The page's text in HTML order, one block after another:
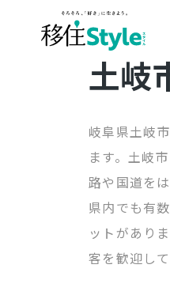
土岐
岐阜県土岐
ます。土岐
路や国道を
県内でも有
ットがあり
客を歓迎して